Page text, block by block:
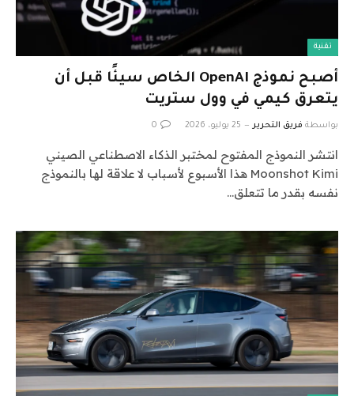
تقنية
أصبح نموذج OpenAI الخاص سيئًا قبل أن
يتعرق كيمي في وول ستريت
بواسطة فريق التحرير 25 يوليو، 2026 0
انتشر النموذج المفتوح لمختبر الذكاء الاصطناعي الصيني
Moonshot Kimi هذا الأسبوع لأسباب لا علاقة لها بالنموذج
نفسه بقدر ما تتعلق…